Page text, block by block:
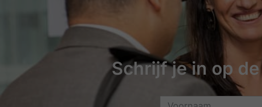
Schrijf je in op